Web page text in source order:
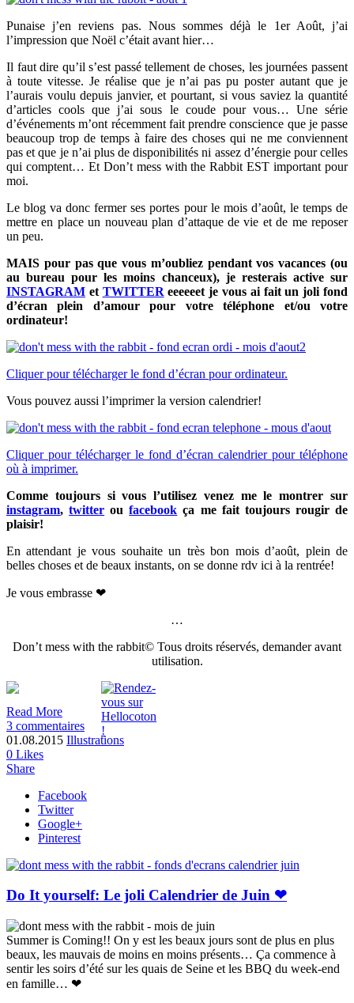
Punaise j’en reviens pas. Nous sommes déjà le 1er Août, j’ai
l’impression que Noël c’était avant hier…
Il faut dire qu’il s’est passé tellement de choses, les journées passent
à toute vitesse. Je réalise que je n’ai pas pu poster autant que je
l’aurais voulu depuis janvier, et pourtant, si vous saviez la quantité
d’articles cools que j’ai sous le coude pour vous… Une série
d’événements m’ont récemment fait prendre conscience que je passe
beaucoup trop de temps à faire des choses qui ne me conviennent
pas et que je n’ai plus de disponibilités ni assez d’énergie pour celles
qui comptent… Et Don’t mess with the Rabbit EST important pour
moi.
Le blog va donc fermer ses portes pour le mois d’août, le temps de
mettre en place un nouveau plan d’attaque de vie et de me reposer
un peu.
MAIS pour pas que vous m’oubliez pendant vos vacances (ou
au bureau pour les moins chanceux), je resterais active sur
INSTAGRAM et TWITTER eeeeeet je vous ai fait un joli fond
d’écran plein d’amour pour votre téléphone et/ou votre
ordinateur!
Cliquer pour télécharger le fond d’écran pour ordinateur.
Vous pouvez aussi l’imprimer la version calendrier!
Cliquer pour télécharger le fond d’écran calendrier pour téléphone
où à imprimer.
Comme toujours si vous l’utilisez venez me le montrer sur
instagram,twitter oufacebook ça me fait toujours rougir de
plaisir!
En attendant je vous souhaite un très bon mois d’août, plein de
belles choses et de beaux instants, on se donne rdv ici à la rentrée!
Je vous embrasse ❤
…
Don’t mess with the rabbit© Tous droits réservés, demander avant
utilisation.
Read More
3 commentaires
01.08.2015 Illustrations
0 Likes
Share
Facebook
Twitter
Google+
Pinterest
Do It yourself: Le joli Calendrier de Juin ❤
Summer is Coming!! On y est les beaux jours sont de plus en plus
beaux, les mauvais de moins en moins présents… Ça commence à
sentir les soirs d’été sur les quais de Seine et les BBQ du week-end
en famille… ❤